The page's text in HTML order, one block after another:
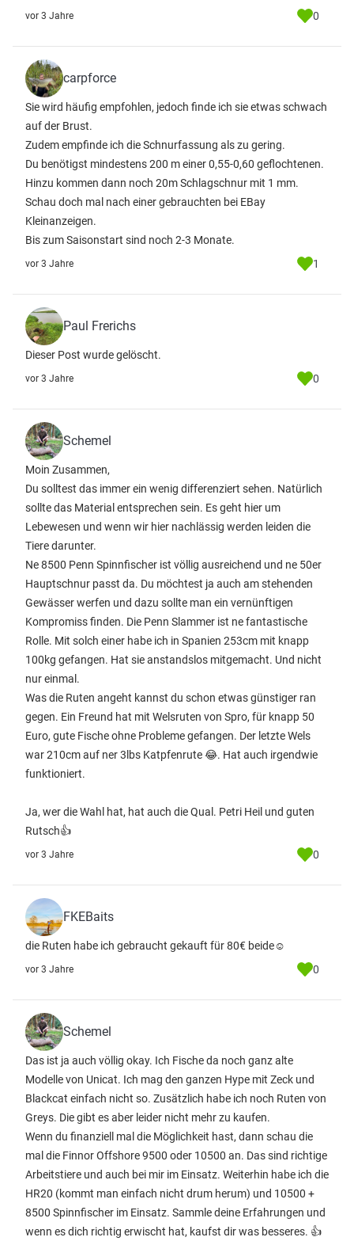
vor 3 Jahre 0
carpforce
Sie wird häufig empfohlen, jedoch finde ich sie etwas schwach
auf der Brust.
Zudem empfinde ich die Schnurfassung als zu gering.
Du benötigst mindestens 200 m einer 0,55-0,60 geflochtenen.
Hinzu kommen dann noch 20m Schlagschnur mit 1 mm.
Schau doch mal nach einer gebrauchten bei EBay
Kleinanzeigen.
Bis zum Saisonstart sind noch 2-3 Monate.
vor 3 Jahre 1
Paul Frerichs
Dieser Post wurde gelöscht.
vor 3 Jahre 0
Schemel
Moin Zusammen,
Du solltest das immer ein wenig differenziert sehen. Natürlich
sollte das Material entsprechen sein. Es geht hier um
Lebewesen und wenn wir hier nachlässig werden leiden die
Tiere darunter.
Ne 8500 Penn Spinnfischer ist völlig ausreichend und ne 50er
Hauptschnur passt da. Du möchtest ja auch am stehenden
Gewässer werfen und dazu sollte man ein vernünftigen
Kompromiss finden. Die Penn Slammer ist ne fantastische
Rolle. Mit solch einer habe ich in Spanien 253cm mit knapp
100kg gefangen. Hat sie anstandslos mitgemacht. Und nicht
nur einmal.
Was die Ruten angeht kannst du schon etwas günstiger ran
gegen. Ein Freund hat mit Welsruten von Spro, für knapp 50
Euro, gute Fische ohne Probleme gefangen. Der letzte Wels
war 210cm auf ner 3lbs Katpfenrute 😂. Hat auch irgendwie
funktioniert.
Ja, wer die Wahl hat, hat auch die Qual. Petri Heil und guten
Rutsch👍
vor 3 Jahre 0
FKEBaits
die Ruten habe ich gebraucht gekauft für 80€ beide☺️
vor 3 Jahre 0
Schemel
Das ist ja auch völlig okay. Ich Fische da noch ganz alte
Modelle von Unicat. Ich mag den ganzen Hype mit Zeck und
Blackcat einfach nicht so. Zusätzlich habe ich noch Ruten von
Greys. Die gibt es aber leider nicht mehr zu kaufen.
Wenn du finanziell mal die Möglichkeit hast, dann schau die
mal die Finnor Offshore 9500 oder 10500 an. Das sind richtige
Arbeitstiere und auch bei mir im Einsatz. Weiterhin habe ich die
HR20 (kommt man einfach nicht drum herum) und 10500 +
8500 Spinnfischer im Einsatz. Sammle deine Erfahrungen und
wenn es dich richtig erwischt hat, kaufst dir was besseres. 👍